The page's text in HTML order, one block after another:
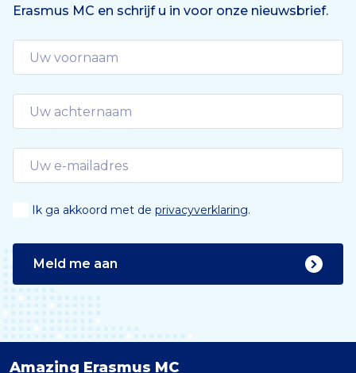
Erasmus MC en schrijf u in voor onze nieuwsbrief.
Ik ga akkoord met de privacyverklaring.
Meld me aan
Amazing Erasmus MC